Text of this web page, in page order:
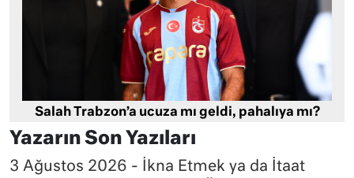
Salah Trabzon’a ucuza mı geldi, pahalıya mı?
Yazarın Son Yazıları
3 Ağustos 2026 - İkna Etmek ya da İtaat